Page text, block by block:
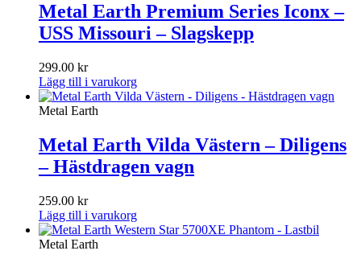
Metal Earth Premium Series Iconx –
USS Missouri – Slagskepp
299.00 kr
Lägg till i varukorg
Metal Earth
Metal Earth Vilda Västern – Diligens
– Hästdragen vagn
259.00 kr
Lägg till i varukorg
Metal Earth